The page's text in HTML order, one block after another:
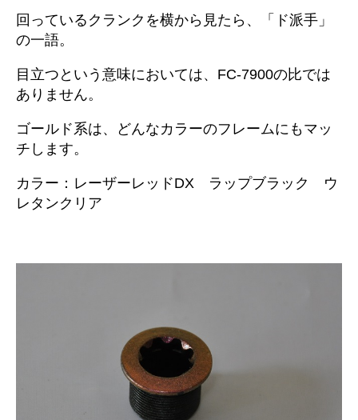
回っているクランクを横から見たら、「ド派手」
の一語。
目立つという意味においては、FC-7900の比では
ありません。
ゴールド系は、どんなカラーのフレームにもマッ
チします。
カラー：レーザーレッドDX ラップブラック ウ
レタンクリア